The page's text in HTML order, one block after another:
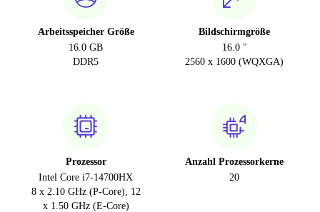
Arbeitsspeicher Größe
16.0 GB
DDR5
Bildschirmgröße
16.0 "
2560 x 1600 (WQXGA)
Prozessor
Intel Core i7-14700HX
8 x 2.10 GHz (P-Core), 12
x 1.50 GHz (E-Core)
Anzahl Prozessorkerne
20